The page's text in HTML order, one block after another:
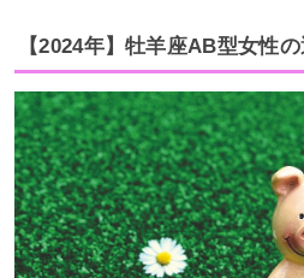
【2024年】牡羊座AB型女性